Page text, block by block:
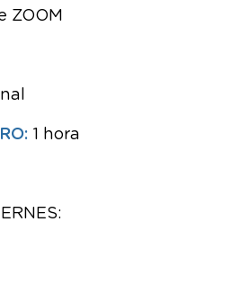
ZOOM
1 hora